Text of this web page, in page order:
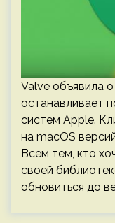
Valve объявила
останавливает
систем Apple.
на macOS
Всем тем, кто
своей
обновиться до